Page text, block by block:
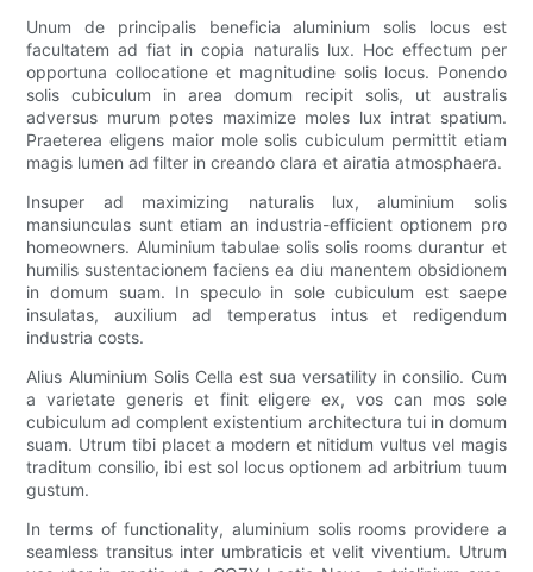
Unum de principalis beneficia aluminium solis locus est
facultatem ad fiat in copia naturalis lux. Hoc effectum per
opportuna collocatione et magnitudine solis locus. Ponendo
solis cubiculum in area domum recipit solis, ut australis
adversus murum potes maximize moles lux intrat spatium.
Praeterea eligens maior mole solis cubiculum permittit etiam
magis lumen ad filter in creando clara et airatia atmosphaera.
Insuper ad maximizing naturalis lux, aluminium solis
mansiunculas sunt etiam an industria-efficient optionem pro
homeowners. Aluminium tabulae solis solis rooms durantur et
humilis sustentacionem faciens ea diu manentem obsidionem
in domum suam. In speculo in sole cubiculum est saepe
insulatas, auxilium ad temperatus intus et redigendum
industria costs.
Alius Aluminium Solis Cella est sua versatility in consilio. Cum
a varietate generis et finit eligere ex, vos can mos sole
cubiculum ad complent existentium architectura tui in domum
suam. Utrum tibi placet a modern et nitidum vultus vel magis
traditum consilio, ibi est sol locus optionem ad arbitrium tuum
gustum.
In terms of functionality, aluminium solis rooms providere a
seamless transitus inter umbraticis et velit viventium. Utrum